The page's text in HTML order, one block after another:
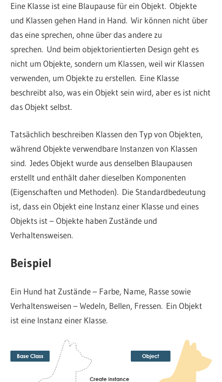
Eine Klasse ist eine Blaupause für ein Objekt. Objekte
und Klassen gehen Hand in Hand. Wir können nicht über
das eine sprechen, ohne über das andere zu
sprechen. Und beim objektorientierten Design geht es
nicht um Objekte, sondern um Klassen, weil wir Klassen
verwenden, um Objekte zu erstellen. Eine Klasse
beschreibt also, was ein Objekt sein wird, aber es ist nicht
das Objekt selbst.
Tatsächlich beschreiben Klassen den Typ von Objekten,
während Objekte verwendbare Instanzen von Klassen
sind. Jedes Objekt wurde aus denselben Blaupausen
erstellt und enthält daher dieselben Komponenten
(Eigenschaften und Methoden). Die Standardbedeutung
ist, dass ein Objekt eine Instanz einer Klasse und eines
Objekts ist – Objekte haben Zustände und
Verhaltensweisen.
Beispiel
Ein Hund hat Zustände – Farbe, Name, Rasse sowie
Verhaltensweisen – Wedeln, Bellen, Fressen. Ein Objekt
ist eine Instanz einer Klasse.